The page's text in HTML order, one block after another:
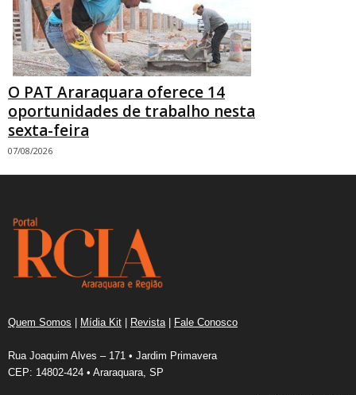
O PAT Araraquara oferece 14
oportunidades de trabalho nesta
sexta-feira
07/08/2026
Quem Somos | Mídia Kit | Revista | Fale Conosco
Rua Joaquim Alves – 171 • Jardim Primavera
CEP: 14802-424 • Araraquara, SP